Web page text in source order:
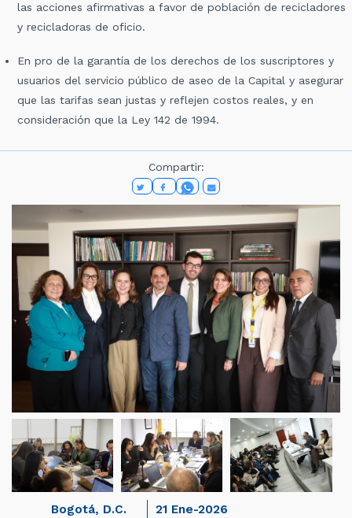
las acciones afirmativas a favor de población de recicladores
y recicladoras de oficio.
En pro de la garantía de los derechos de los suscriptores y
usuarios del servicio público de aseo de la Capital y asegurar
que las tarifas sean justas y reflejen costos reales, y en
consideración que la Ley 142 de 1994.
Compartir:
Bogotá, D.C. 21 Ene-2026